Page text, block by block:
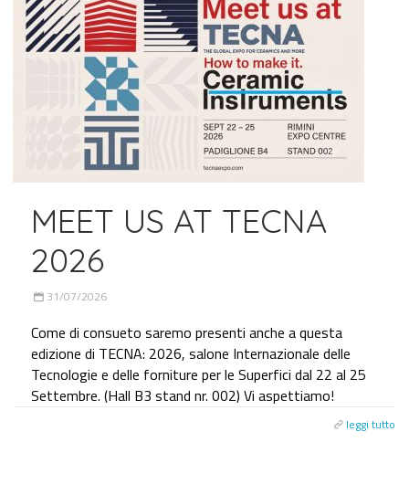
MEET US AT TECNA
2026
31/07/2026
Come di consueto saremo presenti anche a questa
edizione di TECNA: 2026, salone Internazionale delle
Tecnologie e delle forniture per le Superfici dal 22 al 25
Settembre. (Hall B3 stand nr. 002) Vi aspettiamo!
leggi tutto